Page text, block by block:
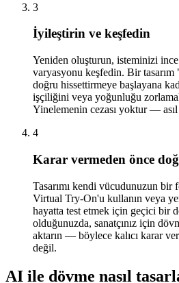
3
İyileştirin ve keşfedin
Yeniden oluşturun, isteminizi ince
varyasyonu keşfedin. Bir tasarım
doğru hissettirmeye başlayana
işçiliğini veya yoğunluğu
Yinelemenin cezası yoktur —
4
Karar vermeden önce
Tasarımı kendi vücudunuzun bir
Virtual Try-On'u kullanın veya
hayatta test etmek için geçici bir
olduğunuzda, sanatçınız için
aktarın — böylece kalıcı karar
değil.
AI ile dövme nasıl